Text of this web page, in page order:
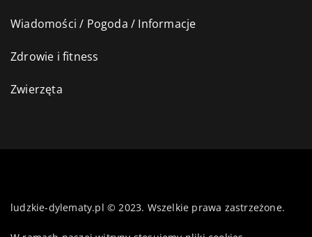
Wiadomości / Pogoda / Informacje
Zdrowie i fitness
Zwierzęta
ludzkie-dylematy.pl © 2023. Wszelkie prawa zastrzeżone.